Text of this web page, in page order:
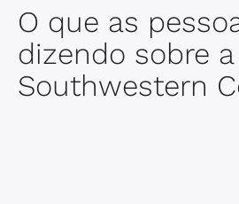
O que as
dizendo sobre a
Southwestern